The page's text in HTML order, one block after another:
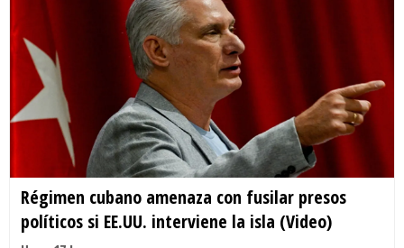
Régimen cubano amenaza con fusilar presos
políticos si EE.UU. interviene la isla (Video)